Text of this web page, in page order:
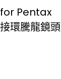
for Pentax
環騰龍鏡頭